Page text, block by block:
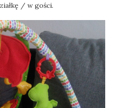
/ w gości.